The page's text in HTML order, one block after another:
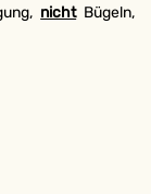
nichtBügeln,